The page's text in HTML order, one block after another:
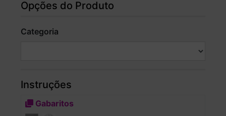
Opções do Produto
Categoria
Instruções
Gabaritos